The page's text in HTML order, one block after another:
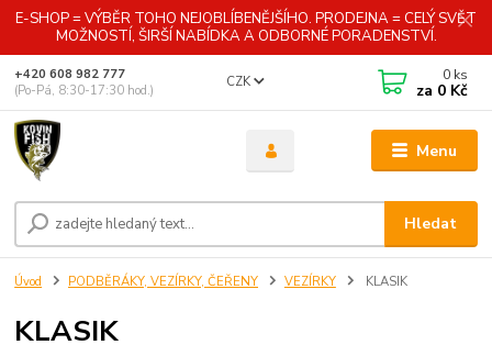
E-SHOP = VÝBĚR TOHO NEJOBLÍBENĚJŠÍHO. PRODEJNA = CELÝ SVĚT
MOŽNOSTÍ, ŠIRŠÍ NABÍDKA A ODBORNÉ PORADENSTVÍ.
Menu
CZK
Hledat
+420 608 982 777
(Po-Pá, 8:30-17:30 hod.)
0 ks
za 0 Kč
Úvod PODBĚRÁKY, VEZÍRKY, ČEŘENY VEZÍRKY KLASIK
KLASIK